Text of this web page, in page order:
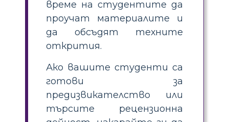
време на студентите да
проучат материалите и
да обсъдят техните
открития.
Ако вашите студенти са
готови за
предизвикателство или
търсите рецензионна